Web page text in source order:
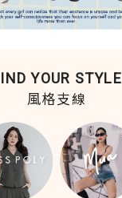
YOUR STYLE
風格支線